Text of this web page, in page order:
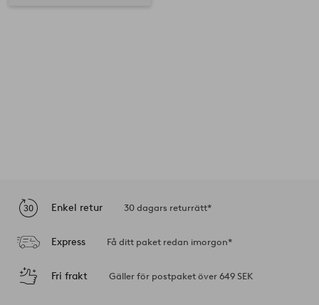
Enkel retur 30 dagars returrätt*
Express Få ditt paket redan imorgon*
Fri frakt Gäller för postpaket över 649 SEK